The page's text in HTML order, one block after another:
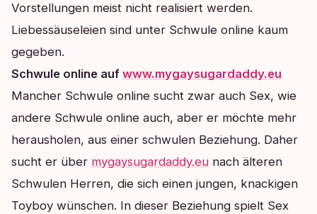
Vorstellungen meist nicht realisiert werden.
Liebessäuseleien sind unter Schwule online kaum
gegeben.
Schwule online auf www.mygaysugardaddy.eu
Mancher Schwule online sucht zwar auch Sex, wie
andere Schwule online auch, aber er möchte mehr
herausholen, aus einer schwulen Beziehung. Daher
sucht er über mygaysugardaddy.eu nach älteren
Schwulen Herren, die sich einen jungen, knackigen
Toyboy wünschen. In dieser Beziehung spielt Sex